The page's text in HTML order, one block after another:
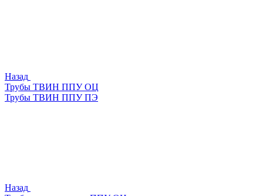
Назад
Трубы ТВИН ППУ ОЦ
Трубы ТВИН ППУ ПЭ
Назад